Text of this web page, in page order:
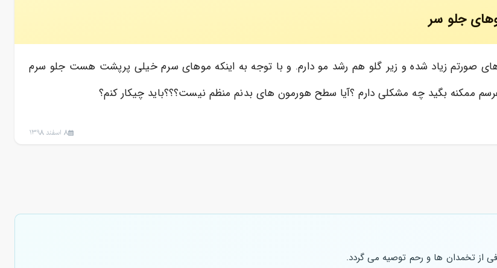
جلو سر
صورتم زیاد شده و زیر گلو هم رشد مو دارم. و با توجه به اینکه موهای سرم خیلی پرپشت هست جلو سرم
ممکنه بگید چه مشکلی دارم ؟آیا سطح هورمون های بدنم منظم نیست؟؟؟باید چیکار کنم؟
8 اسفند 1398
از تخمدان ها و رحم توصیه می گردد.